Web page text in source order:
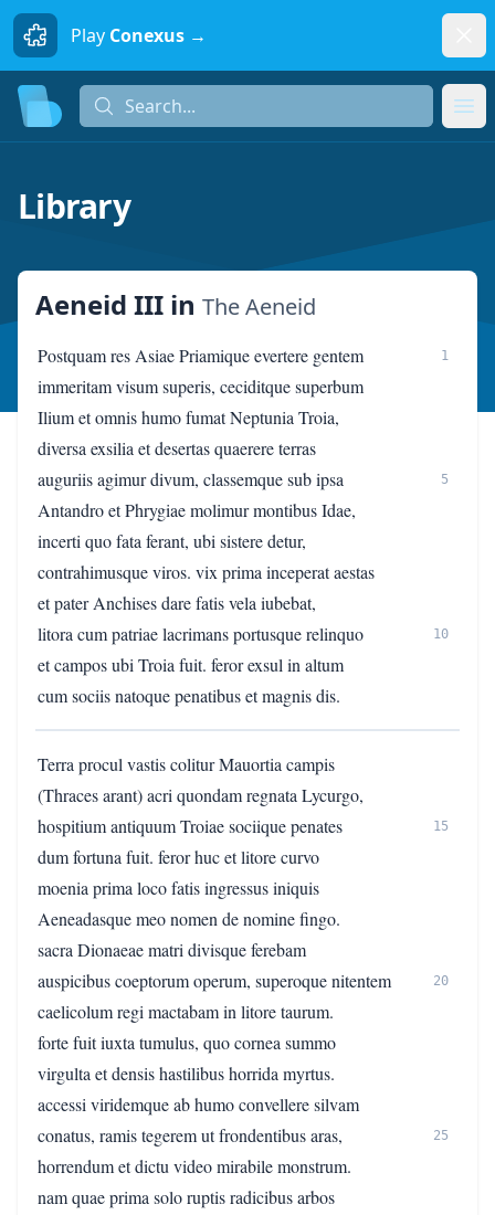
Play Conexus →
Search...
Library
Aeneid III in The Aeneid
Postquam res Asiae Priamique evertere gentem 1
immeritam visum superis, ceciditque superbum
Ilium et omnis humo fumat Neptunia Troia,
diversa exsilia et desertas quaerere terras
auguriis agimur divum, classemque sub ipsa
5
Antandro et Phrygiae molimur montibus Idae,
incerti quo fata ferant, ubi sistere detur,
contrahimusque viros. vix prima inceperat aestas
et pater Anchises dare fatis vela iubebat,
litora cum patriae lacrimans portusque relinquo
10
et campos ubi Troia fuit. feror exsul in altum
cum sociis natoque penatibus et magnis dis.
Terra procul vastis colitur Mauortia campis
(Thraces arant) acri quondam regnata Lycurgo,
hospitium antiquum Troiae sociique penates
15
dum fortuna fuit. feror huc et litore curvo
moenia prima loco fatis ingressus iniquis
Aeneadasque meo nomen de nomine fingo.
sacra Dionaeae matri divisque ferebam
auspicibus coeptorum operum, superoque nitentem
20
caelicolum regi mactabam in litore taurum.
forte fuit iuxta tumulus, quo cornea summo
virgulta et densis hastilibus horrida myrtus.
accessi viridemque ab humo convellere silvam
conatus, ramis tegerem ut frondentibus aras,
25
horrendum et dictu video mirabile monstrum.
nam quae prima solo ruptis radicibus arbos